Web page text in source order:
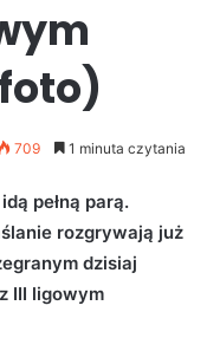
709 1 minuta czytania
pełną parą.
rozgrywają już
dzisiaj
III ligowym